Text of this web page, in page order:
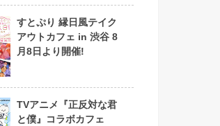
すとぷり 縁日風テイク
アウトカフェ in 渋谷 8
月8日より開催!
TVアニメ『正反対な君
と僕』コラボカフェ